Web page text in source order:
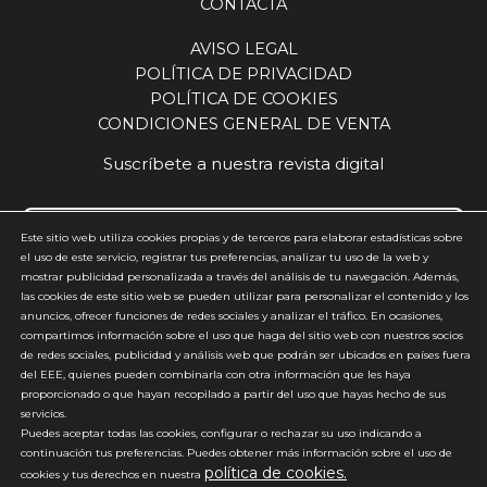
CONTACTA
AVISO LEGAL
POLÍTICA DE PRIVACIDAD
POLÍTICA DE COOKIES
CONDICIONES GENERAL DE VENTA
Suscríbete a nuestra revista digital
Acepto y estoy de acuerdo con lapolítica de privacidad(requerido)
*
*No enviamos spam
Este sitio web utiliza cookies propias y de terceros para elaborar estadísticas sobre
el uso de este servicio, registrar tus preferencias, analizar tu uso de la web y
mostrar publicidad personalizada a través del análisis de tu navegación. Además,
las cookies de este sitio web se pueden utilizar para personalizar el contenido y los
anuncios, ofrecer funciones de redes sociales y analizar el tráfico. En ocasiones,
compartimos información sobre el uso que haga del sitio web con nuestros socios
de redes sociales, publicidad y análisis web que podrán ser ubicados en países fuera
del EEE, quienes pueden combinarla con otra información que les haya
proporcionado o que hayan recopilado a partir del uso que hayas hecho de sus
servicios.
Puedes aceptar todas las cookies, configurar o rechazar su uso indicando a
continuación tus preferencias. Puedes obtener más información sobre el uso de
cookies y tus derechos en nuestra política de cookies.